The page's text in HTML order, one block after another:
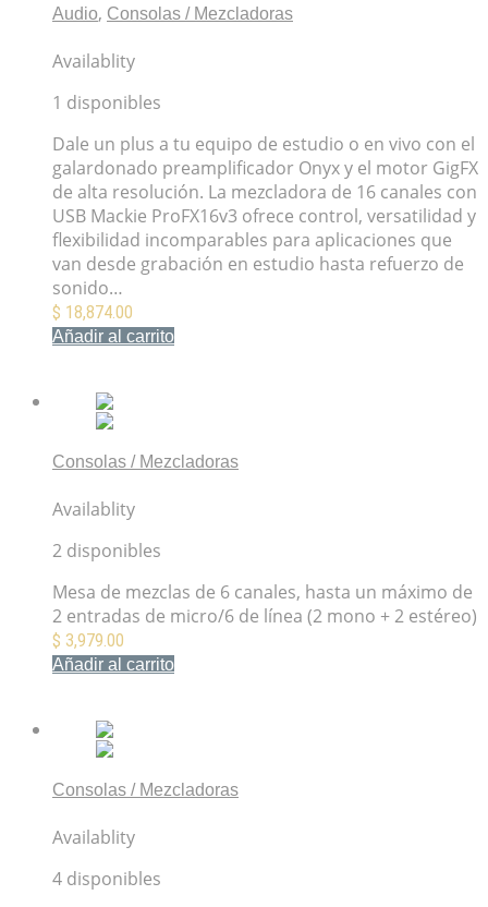
Audio, Consolas / Mezcladoras
Availablity
1 disponibles
Dale un plus a tu equipo de estudio o en vivo con el
galardonado preamplificador Onyx y el motor GigFX
de alta resolución. La mezcladora de 16 canales con
USB Mackie ProFX16v3 ofrece control, versatilidad y
flexibilidad incomparables para aplicaciones que
van desde grabación en estudio hasta refuerzo de
sonido…
$ 18,874.00
Añadir al carrito
Consolas / Mezcladoras
Availablity
2 disponibles
Mesa de mezclas de 6 canales, hasta un máximo de
2 entradas de micro/6 de línea (2 mono + 2 estéreo)
$ 3,979.00
Añadir al carrito
Consolas / Mezcladoras
Availablity
4 disponibles